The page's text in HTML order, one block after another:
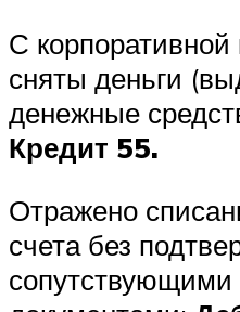
С
сняты деньги
денежные
Кредит 55.
Отражено
счета без
сопутствующими